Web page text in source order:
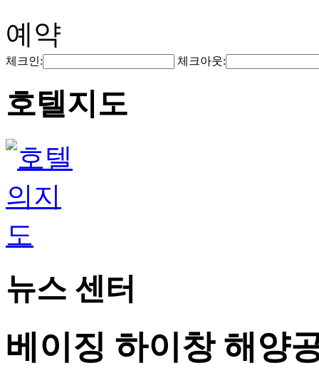
예약
체크인: 체크아웃:
호텔지도
뉴스 센터
베이징 하이창 해양